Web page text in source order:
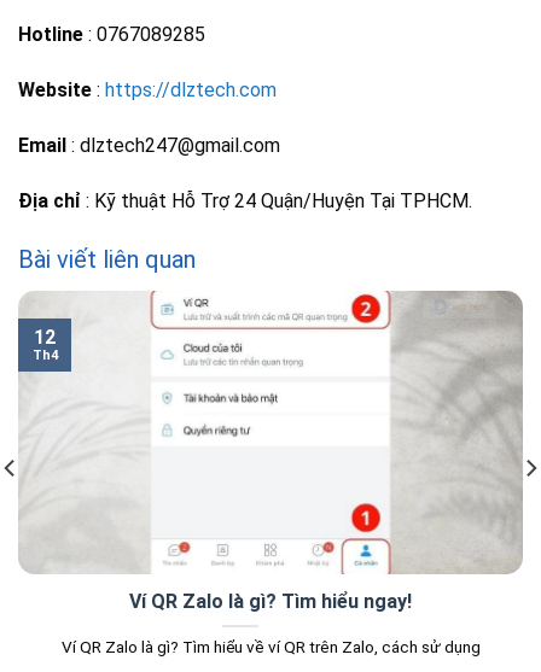
Hotline : 0767089285
Website : https://dlztech.com
Email : dlztech247@gmail.com
Địa chỉ : Kỹ thuật Hỗ Trợ 24 Quận/Huyện Tại TPHCM.
Bài viết liên quan
Ví QR Zalo là gì? Tìm hiểu ngay!
Ví QR Zalo là gì? Tìm hiểu về ví QR trên Zalo, cách sử dụng
12
Th4